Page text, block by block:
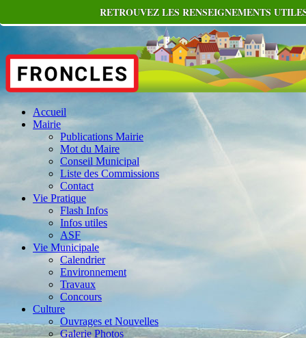
Accueil
Mairie
Publications Mairie
Mot du Maire
Conseil Municipal
Liste des Commissions
Contact
Vie Pratique
Flash Infos
Infos utiles
ASF
Vie Municipale
Calendrier
Environnement
Travaux
Concours
Culture
Ouvrages et Nouvelles
Galerie Photos
RETROUVEZ LES RENSEIGNEMENTS